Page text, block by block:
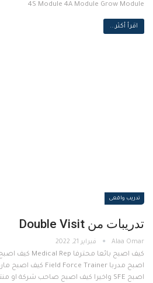
4S Module 4A Module Grow Module
اقرأ أكثر...
تدريب واقعى
تدريبات من Double Visit
فبراير 21, 2022
اصبح SFE واخيرا كيف اصبح صاحب شركة او منتج CEO